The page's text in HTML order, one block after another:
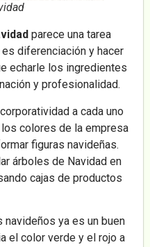
parece una tarea
diferenciación y hacer
echarle los ingredientes
y profesionalidad.
a cada uno
colores de la empresa
figuras navideñas.
árboles de Navidad en
cajas de productos
ya es un buen
el color verde y el rojo a